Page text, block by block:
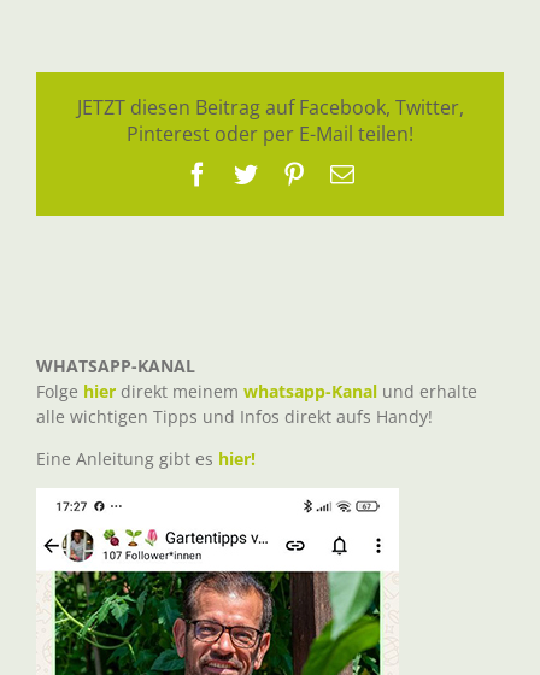
JETZT diesen Beitrag auf Facebook, Twitter,
Pinterest oder per E-Mail teilen!
Facebook
TwitterPinterest
E-
WHATSAPP-KANAL
Folge hier direkt meinem whatsapp-Kanal und erhalte
alle wichtigen Tipps und Infos direkt aufs Handy!
Eine Anleitung gibt es hier!